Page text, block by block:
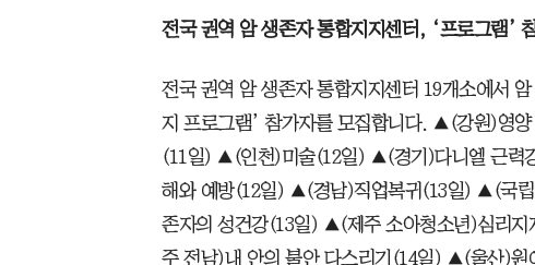
전국 권역 암 생존자 통합지지센터, ‘프로그램’
전국 권역 암 생존자 통합지지센터 19개소에서
지 프로그램’ 참가자를 모집합니다. ▲(강원)영
(11일) ▲(인천)미술(12일) ▲(경기)다니엘 근력
해와 예방(12일) ▲(경남)직업복귀(13일) ▲(국
존자의 성건강(13일) ▲(제주 소아청소년)심리
주 전남)내 안의 불안 다스리기(14일) ▲(울산)